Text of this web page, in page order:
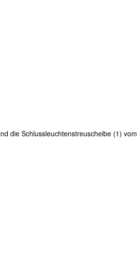
die Schlussleuchtenstreuscheibe (1) vom